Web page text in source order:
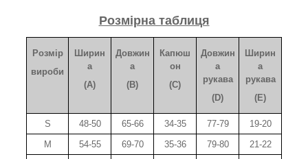
Розмірна таблиця
Розмір
вироби
Ширин
а
(A)
Довжин
а
(B)
Капюш
он
(C)
Довжин
а
рукава
(D)
Ширин
а
рукава
(E)
S 48-50 65-66 34-35 77-79
19-20
M
54-55 69-70 35-36 79-80
21-22